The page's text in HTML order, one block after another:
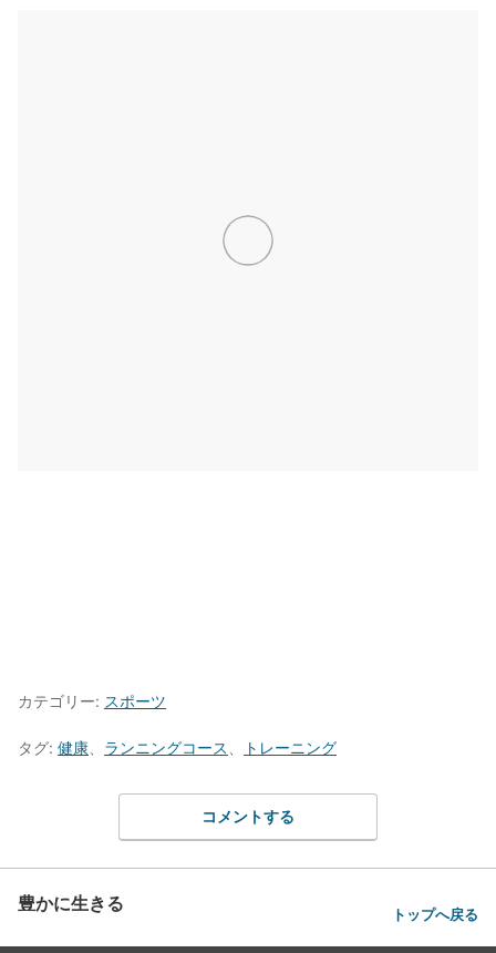
カテゴリー: スポーツ
タグ: 健康 ランニングコース トレーニング
コメントする
豊かに生きる トップへ戻る